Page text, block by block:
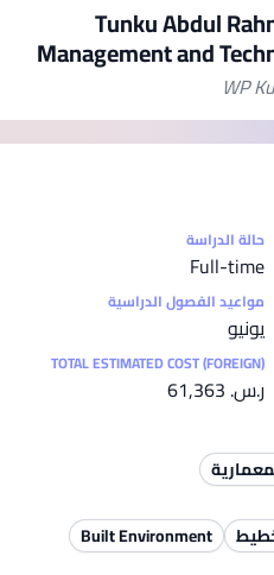
Tunku Abdul
Management and
WP
حالة الدراسة
Full-time
مواعيد الفصول الدراسية
يونيو
TOTAL ESTIMATED COST (FOREIGN)
ر.س.‏ 61,363
Built Environment